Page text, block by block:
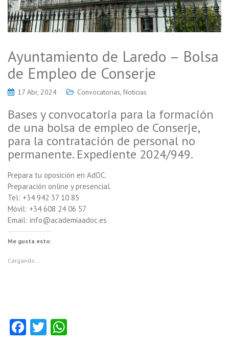
Ayuntamiento de Laredo – Bolsa
de Empleo de Conserje
17 Abr, 2024 Convocatorias, Noticias
Bases y convocatoria para la formación
de una bolsa de empleo de Conserje,
para la contratación de personal no
permanente. Expediente 2024/949.
Prepara tu oposición en AdOC.
Preparación online y presencial.
Tel: +34 942 37 10 85
Móvil: +34 608 24 06 57
Email: info@academiaadoc.es
Me gusta esto:
Cargando...
Fa T